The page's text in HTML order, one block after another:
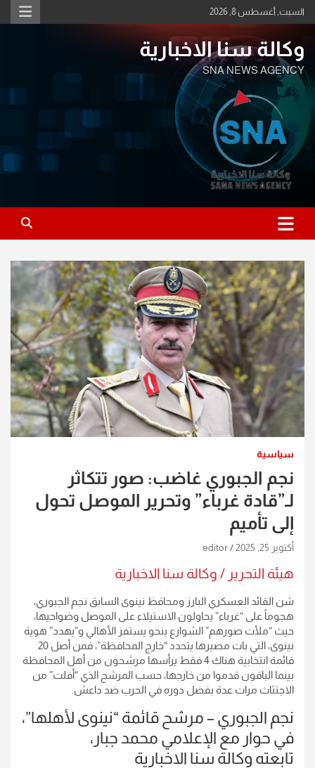
Skip
to
السبت, أغسطس 8, 2026
وكالة سنا الاخبارية
SNA NEWS AGENCY
سياسية
نجم الجبوري غاضب: صور تتكاثر
لـ”قادة غرباء” وتحرير الموصل تحول
إلى تأميم
أكتوبر 25, 2025 editor
هيئة التحرير / وكالة سنا الاخبارية
شن القائد العسكري البارز ومحافظ نينوى السابق نجم الجبوري،
هجوماً على “غرباء” يحاولون الاستيلاء على الموصل وضواحيها،
حيث “ملأت صورهم” الشوارع بنحو يستفز الأهالي و”يهدد” هوية
نينوى، التي بات مصيرها يتحدد “خارج المحافظة”، فمن أصل 20
قائمة انتخابية هناك 4 فقط يرأسها مرشحون من أهل المحافظة
بينما الباقون قدموا من خارجها، حسب المرشح الذي “أفلت” من
الاجتثاث مرات عدة بفضل دوره في الحرب ضد داعش.
نجم الجبوري – مرشح قائمة “نينوى لأهلها”،
في حوار مع الإعلامي محمد جبار،
تابعته وكالة سنا الاخبارية